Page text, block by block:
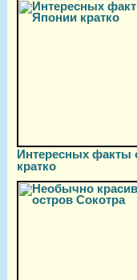
Интересных факты
кратко